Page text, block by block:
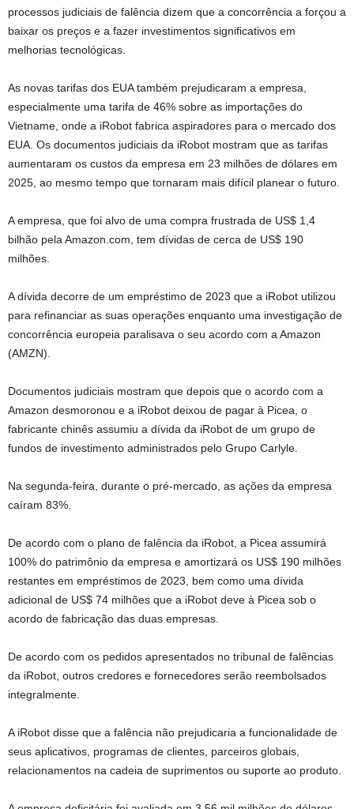
processos judiciais de falência dizem que a concorrência a forçou a
baixar os preços e a fazer investimentos significativos em
melhorias tecnológicas.
As novas tarifas dos EUA também prejudicaram a empresa,
especialmente uma tarifa de 46% sobre as importações do
Vietname, onde a iRobot fabrica aspiradores para o mercado dos
EUA. Os documentos judiciais da iRobot mostram que as tarifas
aumentaram os custos da empresa em 23 milhões de dólares em
2025, ao mesmo tempo que tornaram mais difícil planear o futuro.
A empresa, que foi alvo de uma compra frustrada de US$ 1,4
bilhão pela Amazon.com, tem dívidas de cerca de US$ 190
milhões.
A dívida decorre de um empréstimo de 2023 que a iRobot utilizou
para refinanciar as suas operações enquanto uma investigação de
concorrência europeia paralisava o seu acordo com a Amazon
(AMZN).
Documentos judiciais mostram que depois que o acordo com a
Amazon desmoronou e a iRobot deixou de pagar à Picea, o
fabricante chinês assumiu a dívida da iRobot de um grupo de
fundos de investimento administrados pelo Grupo Carlyle.
Na segunda-feira, durante o pré-mercado, as ações da empresa
caíram 83%.
De acordo com o plano de falência da iRobot, a Picea assumirá
100% do patrimônio da empresa e amortizará os US$ 190 milhões
restantes em empréstimos de 2023, bem como uma dívida
adicional de US$ 74 milhões que a iRobot deve à Picea sob o
acordo de fabricação das duas empresas.
De acordo com os pedidos apresentados no tribunal de falências
da iRobot, outros credores e fornecedores serão reembolsados ​​
integralmente.
A iRobot disse que a falência não prejudicaria a funcionalidade de
seus aplicativos, programas de clientes, parceiros globais,
relacionamentos na cadeia de suprimentos ou suporte ao produto.